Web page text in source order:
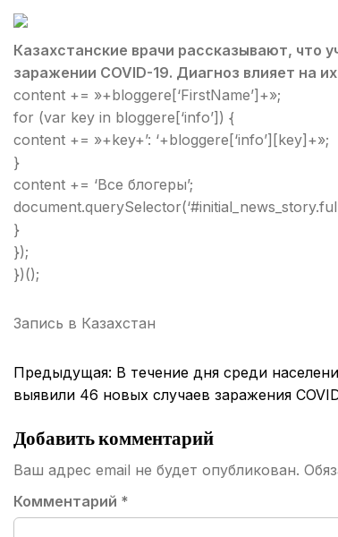
Казахстанские врачи рассказывают, что
заражении COVID-19. Диагноз влияет на
content += »+bloggere[‘FirstName’]+»;
for (var key in bloggere[‘info’]) {
content += »+key+’: ‘+bloggere[‘info’][key]+»;
}
content += ‘Все блогеры’;
}
});
})();
Запись в Казахстан
Навигация
по
Предыдущая: В течение дня среди
выявили 46 новых случаев заражения
Добавить комментарий
Ваш адрес email не будет опубликован.
Комментарий *